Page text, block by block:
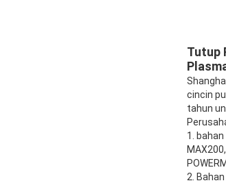
Tutup
cincin
tahun
1. bahan
2.